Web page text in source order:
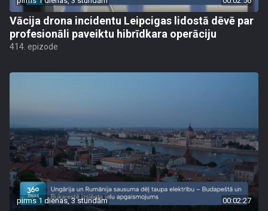
Vācija drona incidentu Leipcigas lidostā dēvē par
profesionāli paveiktu hibrīdkara operāciju
414. epizode
pirms 1 dienas, 3 stundām 00:02:27